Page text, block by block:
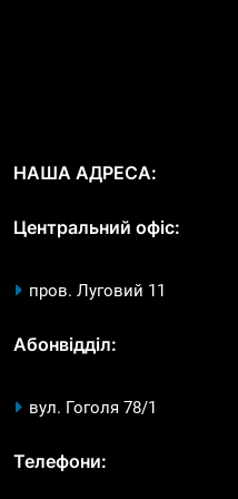
НАША АДРЕСА:
Центральний офіс:
пров. Луговий 11
Абонвідділ:
вул. Гоголя 78/1
Телефони: